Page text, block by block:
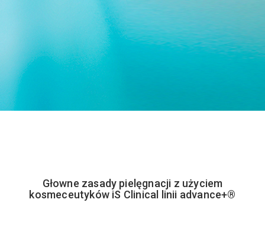
Głowne zasady pielęgnacji z użyciem
kosmeceutyków iS Clinical linii advance+®